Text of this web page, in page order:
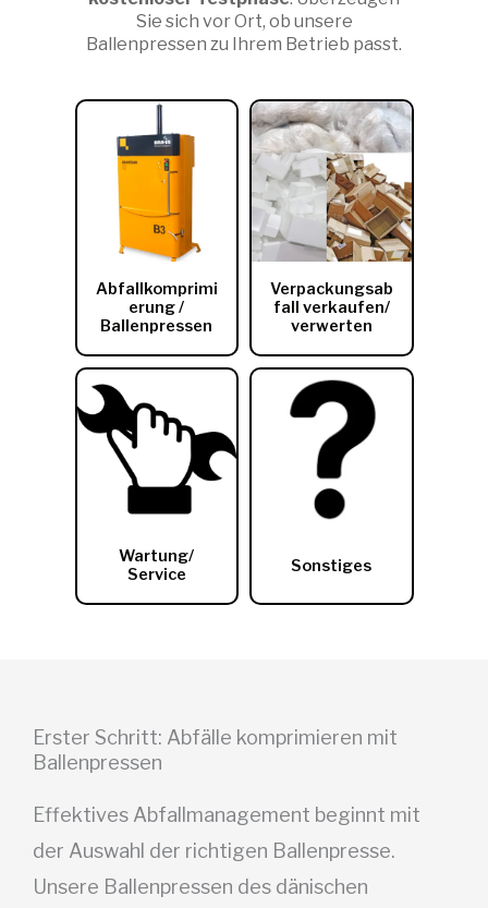
Erster Schritt: Abfälle komprimieren mit
Ballenpressen
Effektives Abfallmanagement beginnt mit
der Auswahl der richtigen Ballenpresse.
Unsere Ballenpressen des dänischen